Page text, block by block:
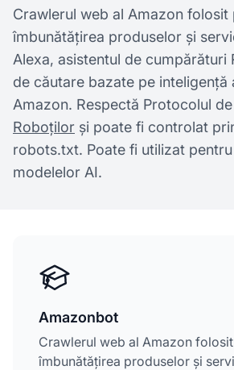
Crawlerul web al Amazon folosit
îmbunătățirea produselor și
Alexa, asistentul de cumpărături
de căutare bazate pe inteligență
Amazon. Respectă Protocolul de
Roboților și poate fi controlat
robots.txt. Poate fi utilizat
modelelor AI.
Amazonbot
Crawlerul web al Amazon
îmbunătățirea produselor și